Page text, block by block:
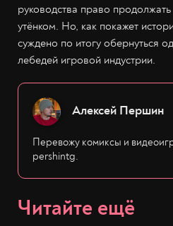
руководства право
утёнком. Но, как покажет
суждено по итогу обернуться
лебедей игровой индустрии.
Алексей Першин
Перевожу комиксы и
pershintg.
Читайте ещё